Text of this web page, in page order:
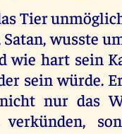
Tier
wusste
wie hart sein
sein würde.
nur das